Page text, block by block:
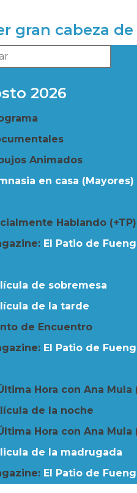
gran cabeza
2026
Animados
en casa (Mayores)
Hablando (+TP)
El Patio de
de sobremesa
de la tarde
de Encuentro
El Patio de
Hora con Ana Mula
de la noche
Hora con Ana Mula
de la madrugada
El Patio de